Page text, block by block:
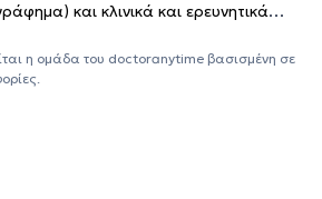
και κλινικά και ερευνητικά
Εταιρεία στη διακοπή
ένα από τα ελάχιστα
τίτλου (MSc) από το Εθνικό
Αθηνών με αντικείμενο τη
και Ιατρική των
η ομάδα του doctoranytime βασισμένη σε